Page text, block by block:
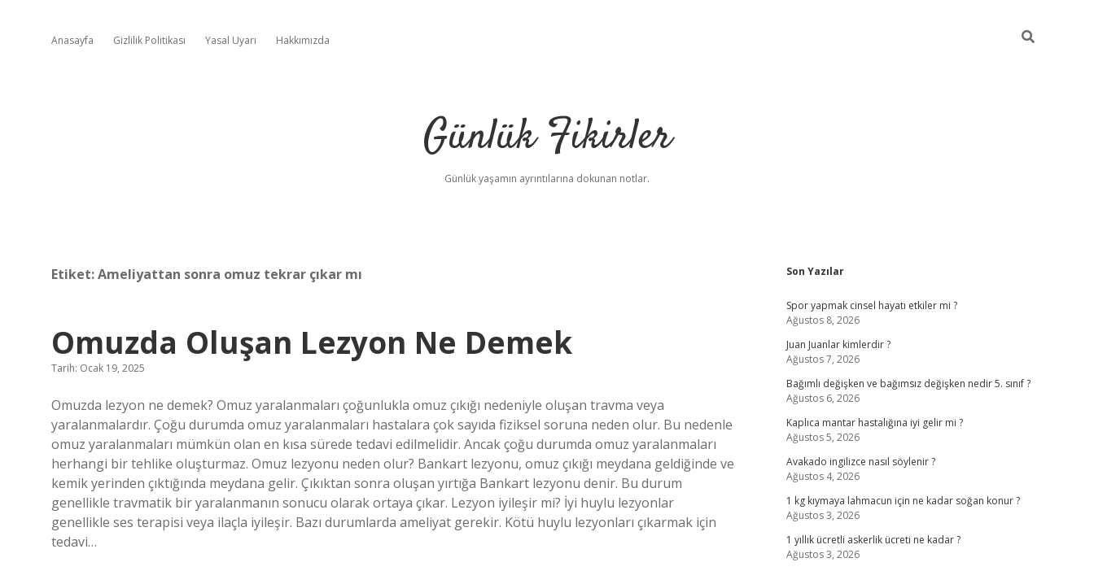
Anasayfa Gizlilik Politikası Yasal Uyarı Hakkımızda
Günlük Fikirler
Günlük yaşamın ayrıntılarına dokunan notlar.
Etiket:Ameliyattan sonra omuz tekrar çıkar mı
Omuzda Oluşan Lezyon Ne Demek
Tarih: Ocak 19, 2025
Omuzda lezyon ne demek? Omuz yaralanmaları çoğunlukla omuz çıkığı nedeniyle oluşan travma veya
yaralanmalardır. Çoğu durumda omuz yaralanmaları hastalara çok sayıda fiziksel soruna neden olur. Bu nedenle
omuz yaralanmaları mümkün olan en kısa sürede tedavi edilmelidir. Ancak çoğu durumda omuz yaralanmaları
herhangi bir tehlike oluşturmaz. Omuz lezyonu neden olur? Bankart lezyonu, omuz çıkığı meydana geldiğinde ve
kemik yerinden çıktığında meydana gelir. Çıkıktan sonra oluşan yırtığa Bankart lezyonu denir. Bu durum
genellikle travmatik bir yaralanmanın sonucu olarak ortaya çıkar. Lezyon iyileşir mi? İyi huylu lezyonlar
genellikle ses terapisi veya ilaçla iyileşir. Bazı durumlarda ameliyat gerekir. Kötü huylu lezyonları çıkarmak için
tedavi…
Sidebar
Son Yazılar
Spor yapmak cinsel hayatı etkiler mi ?
Ağustos 8, 2026
Juan Juanlar kimlerdir ?
Ağustos 7, 2026
Bağımlı değişken ve bağımsız değişken nedir 5. sınıf ?
Ağustos 6, 2026
Kaplıca mantar hastalığına iyi gelir mi ?
Ağustos 5, 2026
Avakado ingilizce nasıl söylenir ?
Ağustos 4, 2026
1 kg kıymaya lahmacun için ne kadar soğan konur ?
Ağustos 3, 2026
1 yıllık ücretli askerlik ücreti ne kadar ?
Ağustos 3, 2026